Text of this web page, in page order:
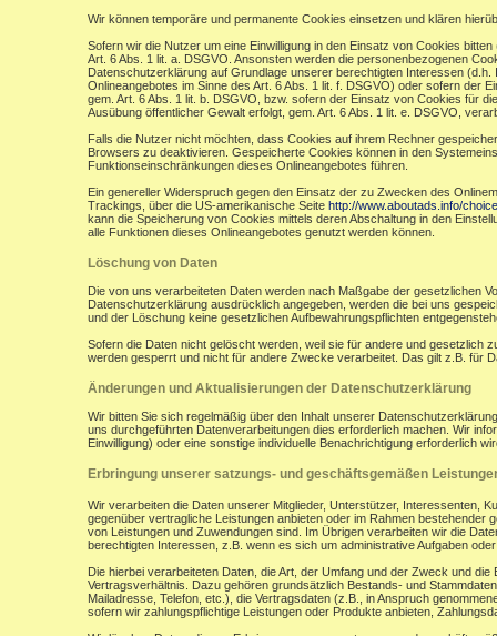
Wir können temporäre und permanente Cookies einsetzen und klären
Sofern wir die Nutzer um eine Einwilligung in den Einsatz von Cookies
Art. 6 Abs. 1 lit. a. DSGVO. Ansonsten werden die personenbezogenen
Datenschutzerklärung auf Grundlage unserer berechtigten Interessen
Onlineangebotes im Sinne des Art. 6 Abs. 1 lit. f. DSGVO) oder sofern der
gem. Art. 6 Abs. 1 lit. b. DSGVO, bzw. sofern der Einsatz von Cookies für
Ausübung öffentlicher Gewalt erfolgt, gem. Art. 6 Abs. 1 lit. e. DSGVO,
Falls die Nutzer nicht möchten, dass Cookies auf ihrem Rechner
Browsers zu deaktivieren. Gespeicherte Cookies können in den
Funktionseinschränkungen dieses Onlineangebotes führen.
Ein genereller Widerspruch gegen den Einsatz der zu Zwecken des
Trackings, über die US-amerikanische Seite http://www.aboutads.info/
kann die Speicherung von Cookies mittels deren Abschaltung in den
alle Funktionen dieses Onlineangebotes genutzt werden können.
Löschung von Daten
Die von uns verarbeiteten Daten werden nach Maßgabe der gesetzlichen
Datenschutzerklärung ausdrücklich angegeben, werden die bei uns
und der Löschung keine gesetzlichen Aufbewahrungspflichten
Sofern die Daten nicht gelöscht werden, weil sie für andere und gesetzlich
werden gesperrt und nicht für andere Zwecke verarbeitet. Das gilt z.B. für
Änderungen und Aktualisierungen der Datenschutzerklärung
Wir bitten Sie sich regelmäßig über den Inhalt unserer
uns durchgeführten Datenverarbeitungen dies erforderlich machen. Wir
Einwilligung) oder eine sonstige individuelle Benachrichtigung erforderlich
Erbringung unserer satzungs- und geschäftsgemäßen
Wir verarbeiten die Daten unserer Mitglieder, Unterstützer, Interessenten,
gegenüber vertragliche Leistungen anbieten oder im Rahmen
von Leistungen und Zuwendungen sind. Im Übrigen verarbeiten wir die
berechtigten Interessen, z.B. wenn es sich um administrative Aufgaben
Die hierbei verarbeiteten Daten, die Art, der Umfang und der Zweck und
Vertragsverhältnis. Dazu gehören grundsätzlich Bestands- und
Mailadresse, Telefon, etc.), die Vertragsdaten (z.B., in Anspruch
sofern wir zahlungspflichtige Leistungen oder Produkte anbieten,